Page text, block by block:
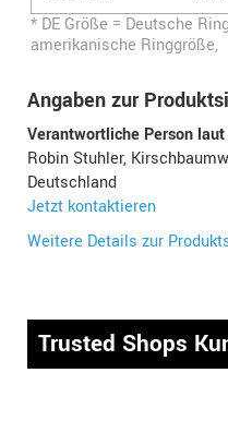
* DE Größe = Deutsche
amerikanische Ringgröße,
Angaben zur
Verantwortliche Person laut
Robin Stuhler,
Deutschland
Jetzt kontaktieren
Weitere Details zur
Trusted Shops